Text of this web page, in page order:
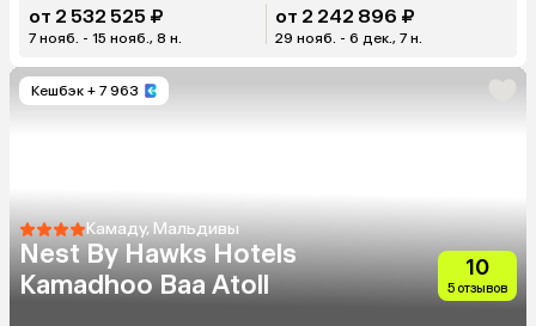
от 2 532 525 ₽
7 нояб. - 15 нояб., 8 н.
от 2 242 896 ₽
29 нояб. - 6 дек., 7 н.
Кешбэк + 7 963
Камаду, Мальдивы
Nest By Hawks Hotels
Kamadhoo Baa Atoll
10
5 отзывов